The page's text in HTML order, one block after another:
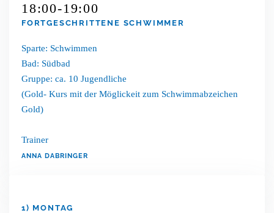
18:00-19:00
FORTGESCHRITTENE SCHWIMMER
Sparte: Schwimmen
Bad: Südbad
Gruppe: ca. 10 Jugendliche
(Gold- Kurs mit der Möglickeit zum Schwimmabzeichen
Gold)
Trainer
ANNA DABRINGER
1) MONTAG